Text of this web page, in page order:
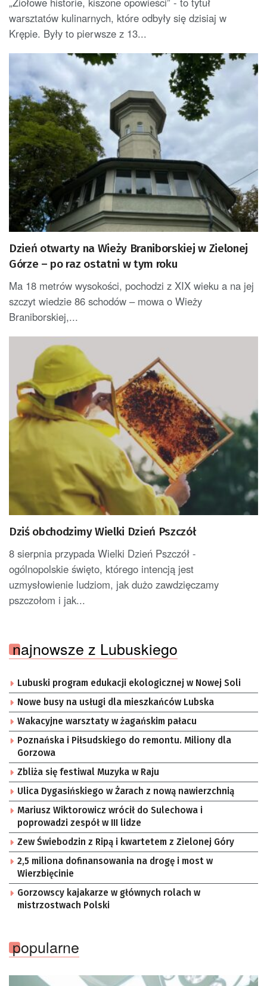
warsztatów kulinarnych, które odbyły się dzisiaj w
Krępie. Były to pierwsze z 13...
Dzień otwarty na Wieży Braniborskiej w Zielonej
Górze – po raz ostatni w tym roku
Ma 18 metrów wysokości, pochodzi z XIX wieku a na jej
szczyt wiedzie 86 schodów – mowa o Wieży
Braniborskiej,...
Dziś obchodzimy Wielki Dzień Pszczół
8 sierpnia przypada Wielki Dzień Pszczół -
ogólnopolskie święto, którego intencją jest
uzmysłowienie ludziom, jak dużo zawdzięczamy
pszczołom i jak...
najnowsze z Lubuskiego
Lubuski program edukacji ekologicznej w Nowej Soli
Nowe busy na usługi dla mieszkańców Lubska
Wakacyjne warsztaty w żagańskim pałacu
Poznańska i Piłsudskiego do remontu. Miliony dla
Gorzowa
Zbliża się festiwal Muzyka w Raju
Ulica Dygasińskiego w Żarach z nową nawierzchnią
Mariusz Wiktorowicz wrócił do Sulechowa i
poprowadzi zespół w III lidze
Zew Świebodzin z Ripą i kwartetem z Zielonej Góry
2,5 miliona dofinansowania na drogę i most w
Wierzbięcinie
Gorzowscy kajakarze w głównych rolach w
mistrzostwach Polski
popularne